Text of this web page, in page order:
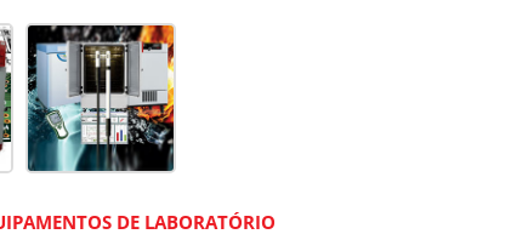
DE LABORATÓRIO